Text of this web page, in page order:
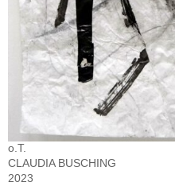
o.T.
CLAUDIA BUSCHING
2023